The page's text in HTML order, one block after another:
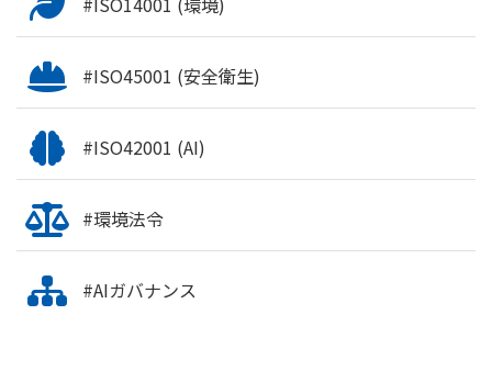
#ISO45001 (安全衛生)
#ISO42001 (AI)
#環境法令
#AIガバナンス